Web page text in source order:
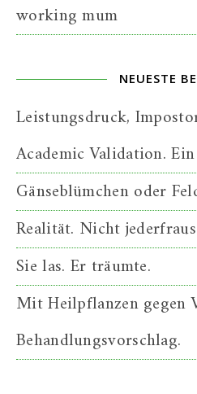
working mum
NEUESTE
Leistungsdruck,
Academic Validation.
Gänseblümchen oder
Realität. Nicht jederfraus
Sie las. Er träumte.
Mit Heilpflanzen gegen
Behandlungsvorschlag.